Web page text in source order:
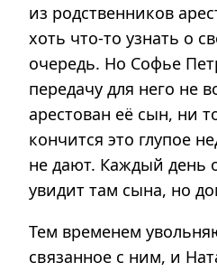
из родственников
хоть что-то узнать о
очередь. Но Софье
передачу для него не
арестован её сын, ни
кончится это глупое
не дают. Каждый день
увидит там сына, но
Тем временем
связанное с ним, и